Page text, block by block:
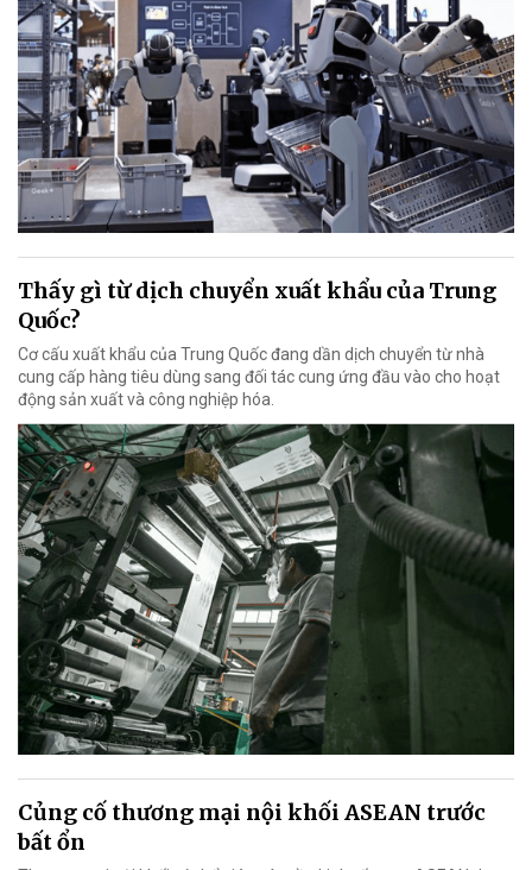
Thấy gì từ dịch chuyển xuất khẩu của Trung
Quốc?
Cơ cấu xuất khẩu của Trung Quốc đang dần dịch chuyển từ nhà
cung cấp hàng tiêu dùng sang đối tác cung ứng đầu vào cho hoạt
động sản xuất và công nghiệp hóa.
Củng cố thương mại nội khối ASEAN trước
bất ổn